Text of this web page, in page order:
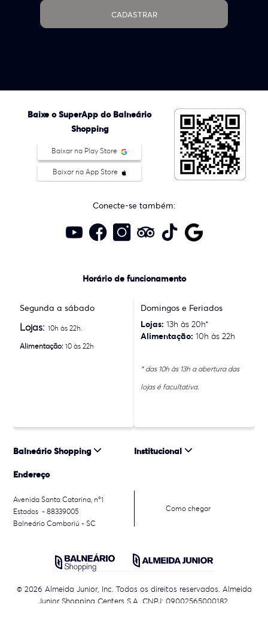
CADASTRAR
Baixe o SuperApp do Balneário
Shopping
Baixar na Play Store
Baixar na App Store
Conecte-se também:
Horário de funcionamento
Segunda a sábado
Lojas:10h às 22h.
Alimentação: 10 às 22h
Domingos e Feriados
Lojas: 13h às 20h*
Alimentação: 10h às 22h
* das 10h às 13h a abertura das
lojas é facultativa.
Balneário Shopping Institucional
Endereço
Avenida Santa Catarina, n°1
Estados - 88339005
Balneário Camboriú - SC
Como chegar
© 2026 Almeida Junior, Inc. Todos os direitos reservados. Almeida
Junior Shopping Centers S.A. CNPJ: 09002565000182.